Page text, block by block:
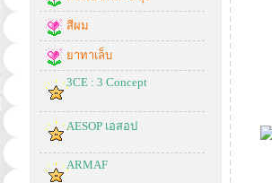
สีผม
ยาทาเล็บ
3CE : 3 Concept
AESOP เอสอป
ARMAF